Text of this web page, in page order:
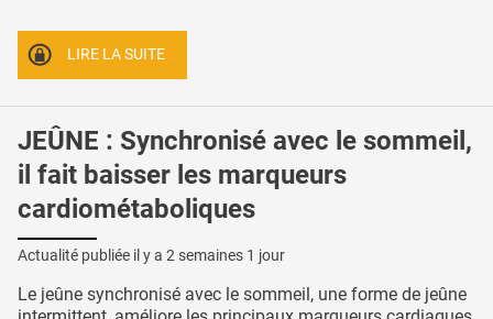
LIRE LA SUITE
JEÛNE : Synchronisé avec le sommeil,
il fait baisser les marqueurs
cardiométaboliques
Actualité publiée il y a 2 semaines 1 jour
Le jeûne synchronisé avec le sommeil, une forme de jeûne